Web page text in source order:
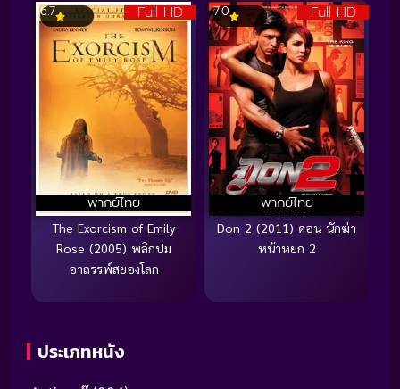
Full HD
พากย์ไทย
6.7
The Exorcism of Emily
Rose (2005) พลิกปม
อาถรรพ์สยองโลก
Full HD
พากย์ไทย
7.0
Don 2 (2011) ดอน นักฆ่า
หน้าหยก 2
ประเภทหนัง